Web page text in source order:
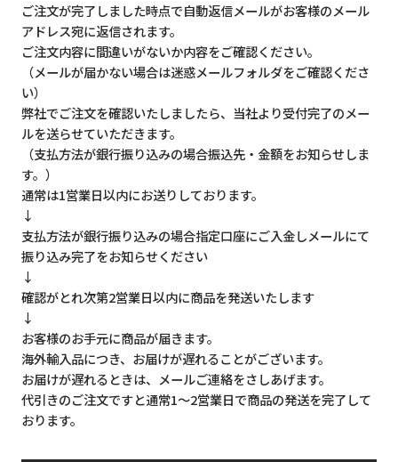
ご注文が完了しました時点で自動返信メールがお客様のメール
アドレス宛に返信されます。
ご注文内容に間違いがないか内容をご確認ください。
（メールが届かない場合は迷惑メールフォルダをご確認くださ
い）
弊社でご注文を確認いたしましたら、当社より受付完了のメー
ルを送らせていただきます。
（支払方法が銀行振り込みの場合振込先・金額をお知らせしま
す。）
通常は1営業日以内にお送りしております。
↓
支払方法が銀行振り込みの場合指定口座にご入金しメールにて
振り込み完了をお知らせください
↓
確認がとれ次第2営業日以内に商品を発送いたします
↓
お客様のお手元に商品が届きます。
海外輸入品につき、お届けが遅れることがございます。
お届けが遅れるときは、メールご連絡をさしあげます。
代引きのご注文ですと通常1～2営業日で商品の発送を完了して
おります。